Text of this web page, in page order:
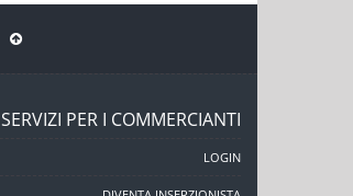
SERVIZI PER I COMMERCIANTI
LOGIN